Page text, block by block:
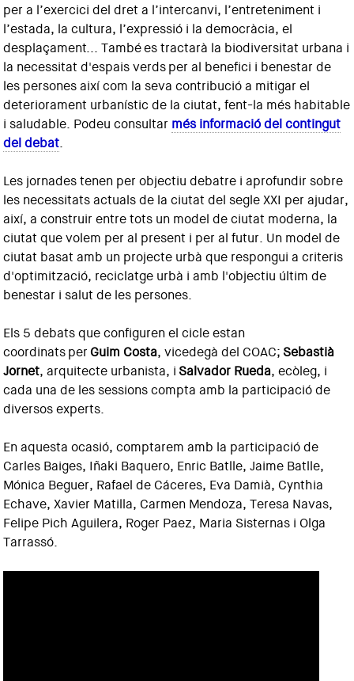
per a l’exercici del dret a l’intercanvi, l’entreteniment i
l’estada, la cultura, l’expressió i la democràcia, el
desplaçament... També es tractarà la biodiversitat urbana i
la necessitat d'espais verds per al benefici i benestar de
les persones així com la seva contribució a mitigar el
deteriorament urbanístic de la ciutat, fent-la més habitable
i saludable. Podeu consultar més informació del contingut
del debat.
Les jornades tenen per objectiu debatre i aprofundir sobre
les necessitats actuals de la ciutat del segle XXI per ajudar,
així, a construir entre tots un model de ciutat moderna, la
ciutat que volem per al present i per al futur. Un model de
ciutat basat amb un projecte urbà que respongui a criteris
d'optimització, reciclatge urbà i amb l'objectiu últim de
benestar i salut de les persones.
Els 5 debats que configuren el cicle estan
coordinats per Guim Costa, vicedegà del COAC; Sebastià
Jornet, arquitecte urbanista, i Salvador Rueda, ecòleg, i
cada una de les sessions compta amb la participació de
diversos experts.
En aquesta ocasió, comptarem amb la participació de
Carles Baiges, Iñaki Baquero, Enric Batlle, Jaime Batlle,
Mónica Beguer, Rafael de Cáceres, Eva Damià, Cynthia
Echave, Xavier Matilla, Carmen Mendoza, Teresa Navas,
Felipe Pich Aguilera, Roger Paez, Maria Sisternas i Olga
Tarrassó.